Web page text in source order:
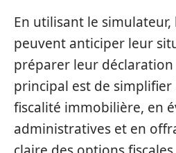
En utilisant le
peuvent anticiper leur
préparer leur déclaration
principal est de simplifier
fiscalité immobilière, en
administratives et en